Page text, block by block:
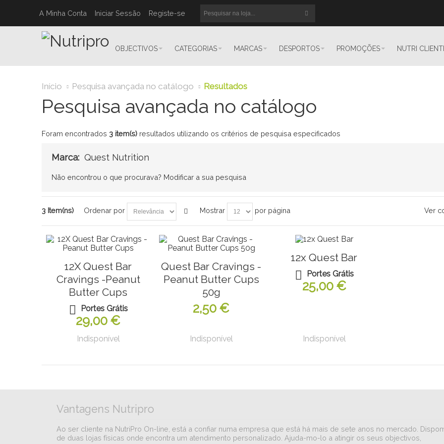
A Minha Conta Iniciar Sessão Registe-se
OBJECTIVOS CATEGORIAS MARCAS DESPORTOS PROMOÇÕES NUTRI
Início Pesquisa avançada no catálogo Resultados
Pesquisa avançada no catálogo
Foram encontrados 3 item(s) resultados utilizando os critérios de pesquisa especificados
Marca: Quest Nutrition
Não encontrou o que procurava? Modificar a sua pesquisa
3 Item(ns) Ordenar por Mostrar por página Ver
12X Quest Bar
Cravings -Peanut
Butter Cups
Portes Grátis
29,00 €
Indisponível
Quest Bar Cravings -
Peanut Butter Cups
50g
2,50 €
Indisponível
12x Quest Bar
Portes Grátis
25,00 €
Indisponível
Vantagens Nutripro
Ao ser cliente na NutriPro On-line, está a confiar numa empresa que está há mais de sete anos no mercado.
de duas lojas físicas onde encontra um atendimento personalizado. Ajuda-mo-lo a atingir os seus objectivos,